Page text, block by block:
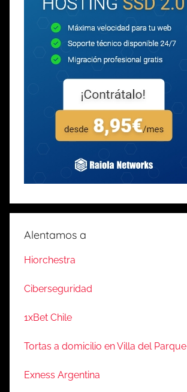
Alentamos a
Hiorchestra
Ciberseguridad
1xBet Chile
Tortas a domicilio en Villa del Parque
Exness Argentina